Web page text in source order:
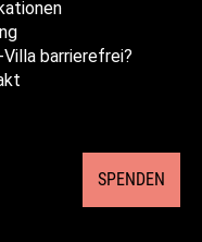
Villa barrierefrei?
SPENDEN